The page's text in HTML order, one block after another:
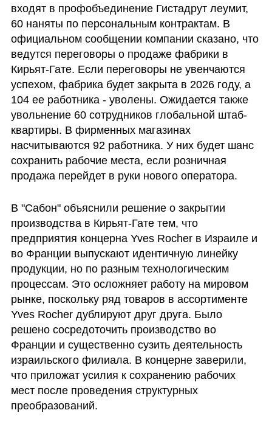
входят в профобъединение Гистадрут леумит,
60 наняты по персональным контрактам. В
официальном сообщении компании сказано, что
ведутся переговоры о продаже фабрики в
Кирьят-Гате. Если переговоры не увенчаются
успехом, фабрика будет закрыта в 2026 году, а
104 ее работника - уволены. Ожидается также
увольнение 60 сотрудников глобальной штаб-
квартиры. В фирменных магазинах
насчитываются 92 работника. У них будет шанс
сохранить рабочие места, если розничная
продажа перейдет в руки нового оператора.
В "Сабон" объяснили решение о закрытии
производства в Кирьят-Гате тем, что
предприятия концерна Yves Rocher в Израиле и
во Франции выпускают идентичную линейку
продукции, но по разным технологическим
процессам. Это осложняет работу на мировом
рынке, поскольку ряд товаров в ассортименте
Yves Rocher дублируют друг друга. Было
решено сосредоточить производство во
Франции и существенно сузить деятельность
израильского филиала. В концерне заверили,
что приложат усилия к сохранению рабочих
мест после проведения структурных
преобразований.